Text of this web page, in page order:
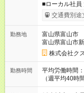
■ローカル社
以上／月給196，000円
富山県、福井
録販売者資格
にも同額を支
規定に従い額が変動 ＝＝＝＝＝＝＝＝＝＝＝
度で実力次第
れ、昇格試験
約4割の社員
交通費別途
勤務地
富山県富山市
富山県富山市
株式会社ク
勤務時間
平均労働時間
（週平均40
＜店舗の基本